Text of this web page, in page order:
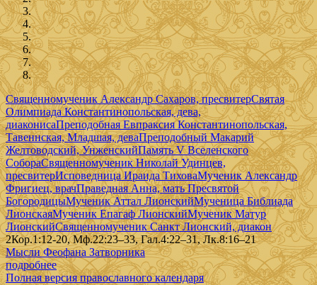
Священномученик Александр Сахаров, пресвитерСвятая
Олимпиада Константинопольская, дева,
диаконисаПреподобная Евпраксия Константинопольская,
Тавеннская, Младшая, деваПреподобный Макарий
Желтоводский, УнженскийПамять V Вселенского
СобораСвященномученик Николай Удинцев,
пресвитерИсповедница Ираида ТиховаМученик Александр
Фригиец, врачПраведная Анна, мать Пресвятой
БогородицыМученик Аттал ЛионскийМученица Библиада
ЛионскаяМученик Епагаф ЛионскийМученик Матур
ЛионскийСвященномученик Санкт Лионский, диакон
2Кор.1:12-20, Мф.22:23–33, Гал.4:22–31, Лк.8:16–21
Мысли Феофана Затворника
подробнее
Полная версия православного календаря